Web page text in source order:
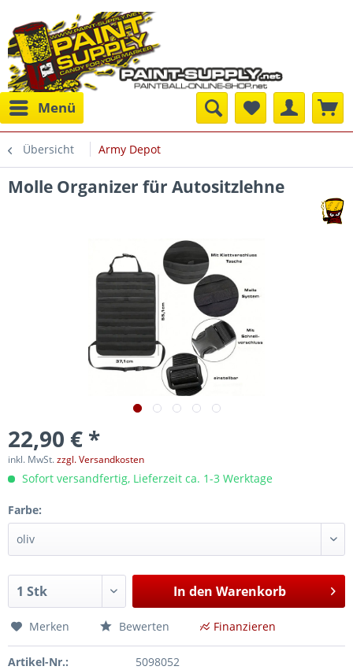
Menü
Übersicht Army Depot
Molle Organizer für Autositzlehne
22,90 € *
inkl. MwSt.zzgl. Versandkosten
Sofort versandfertig, Lieferzeit ca. 1-3 Werktage
Farbe:
In den Warenkorb
Merken Bewerten Finanzieren
Artikel-Nr.: 5098052